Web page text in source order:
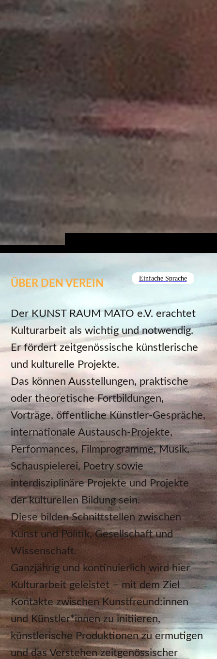
Einfache Sprache
ÜBER DEN VEREIN
Der KUNST RAUM MATO e.V. erachtet
Kulturarbeit als wichtig und notwendig.
Er fördert zeitgenössische künstlerische
und kulturelle Projekte.
Das können Ausstellungen, praktische
oder theoretische Fortbildungen,
Vorträge, öffentliche Künstler-Gespräche,
internationale Austausch-Projekte,
Performances, Filmprogramme, Musik,
Schauspielerei, Poetry sowie
interdisziplinäre Projekte und Projekte
der kulturellen Bildung sein.
Diese bilden Schnittstellen zwischen
Kunst und Politik, Gesellschaft und
Wissenschaft.
Ganzjährig und kontinuierlich wird hier
Kulturarbeit geleistet – mit dem Ziel
Kontakte zwischen Kunstfreund:innen
und Künstler*innen zu initiieren,
künstlerische Produktionen zu ermutigen
und das Verstehen zeitgenössischer